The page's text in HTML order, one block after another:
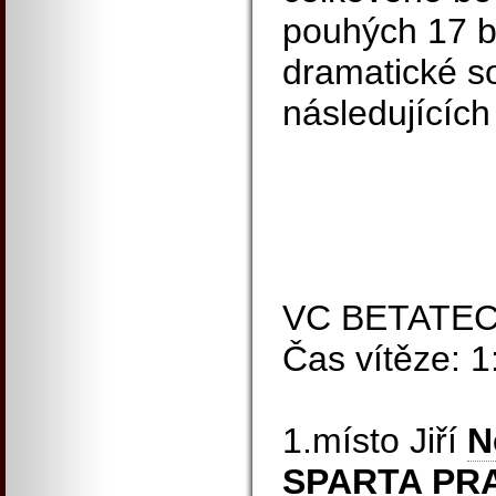
pouhých 17
dramatické
VC
Čas vítěze:
1.místo Jiří
SPARTA